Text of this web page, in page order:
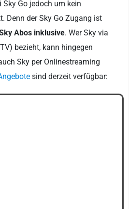
Go jedoch um kein
Denn der Sky Go Zugang ist
Abos inklusive. Wer Sky via
bezieht, kann hingegen
Sky per Onlinestreaming
sind derzeit verfügbar: